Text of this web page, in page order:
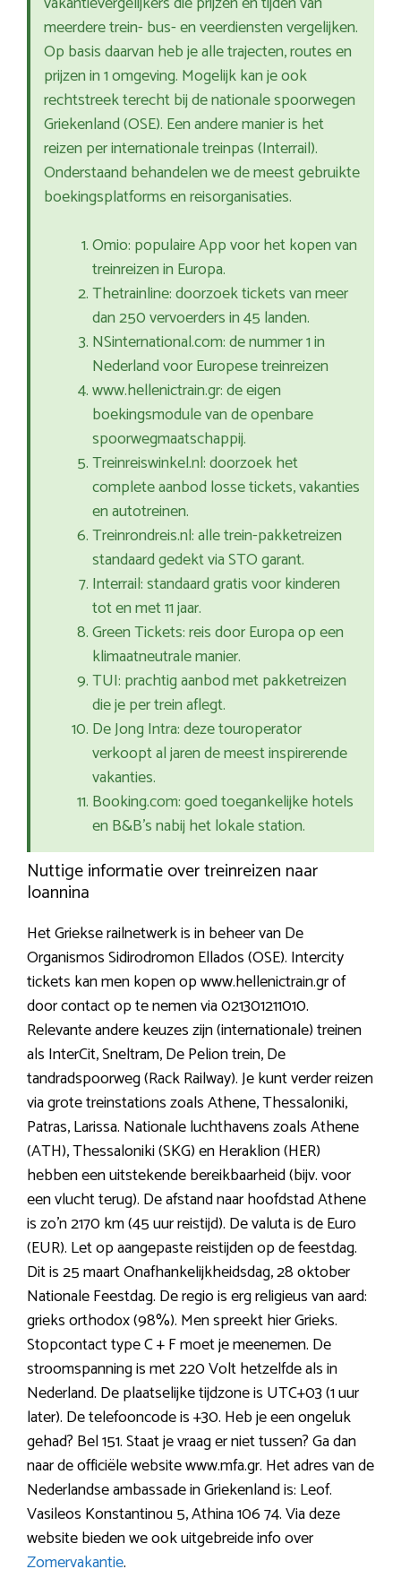
meerdere trein- bus- en veerdiensten vergelijken.
Op basis daarvan heb je alle trajecten, routes en
prijzen in 1 omgeving. Mogelijk kan je ook
rechtstreek terecht bij de nationale spoorwegen
Griekenland (OSE). Een andere manier is het
reizen per internationale treinpas (Interrail).
Onderstaand behandelen we de meest gebruikte
boekingsplatforms en reisorganisaties.
Omio: populaire App voor het kopen van
treinreizen in Europa.
Thetrainline: doorzoek tickets van meer
dan 250 vervoerders in 45 landen.
NSinternational.com: de nummer 1 in
Nederland voor Europese treinreizen
www.hellenictrain.gr: de eigen
boekingsmodule van de openbare
spoorwegmaatschappij.
Treinreiswinkel.nl: doorzoek het
complete aanbod losse tickets, vakanties
en autotreinen.
Treinrondreis.nl: alle trein-pakketreizen
standaard gedekt via STO garant.
Interrail: standaard gratis voor kinderen
tot en met 11 jaar.
Green Tickets: reis door Europa op een
klimaatneutrale manier.
TUI: prachtig aanbod met pakketreizen
die je per trein aflegt.
De Jong Intra: deze touroperator
verkoopt al jaren de meest inspirerende
vakanties.
Booking.com: goed toegankelijke hotels
en B&B’s nabij het lokale station.
Nuttige informatie over treinreizen naar
Ioannina
Het Griekse railnetwerk is in beheer van De
Organismos Sidirodromon Ellados (OSE). Intercity
tickets kan men kopen op www.hellenictrain.gr of
door contact op te nemen via 021301211010.
Relevante andere keuzes zijn (internationale) treinen
als InterCit, Sneltram, De Pelion trein, De
tandradspoorweg (Rack Railway). Je kunt verder reizen
via grote treinstations zoals Athene, Thessaloniki,
Patras, Larissa. Nationale luchthavens zoals Athene
(ATH), Thessaloniki (SKG) en Heraklion (HER)
hebben een uitstekende bereikbaarheid (bijv. voor
een vlucht terug). De afstand naar hoofdstad Athene
is zo’n 2170 km (45 uur reistijd). De valuta is de Euro
(EUR). Let op aangepaste reistijden op de feestdag.
Dit is 25 maart Onafhankelijkheidsdag, 28 oktober
Nationale Feestdag. De regio is erg religieus van aard:
grieks orthodox (98%). Men spreekt hier Grieks.
Stopcontact type C + F moet je meenemen. De
stroomspanning is met 220 Volt hetzelfde als in
Nederland. De plaatselijke tijdzone is UTC+03 (1 uur
later). De telefooncode is +30. Heb je een ongeluk
gehad? Bel 151. Staat je vraag er niet tussen? Ga dan
naar de officiële website www.mfa.gr. Het adres van de
Nederlandse ambassade in Griekenland is: Leof.
Vasileos Konstantinou 5, Athina 106 74. Via deze
website bieden we ook uitgebreide info over
Zomervakantie.